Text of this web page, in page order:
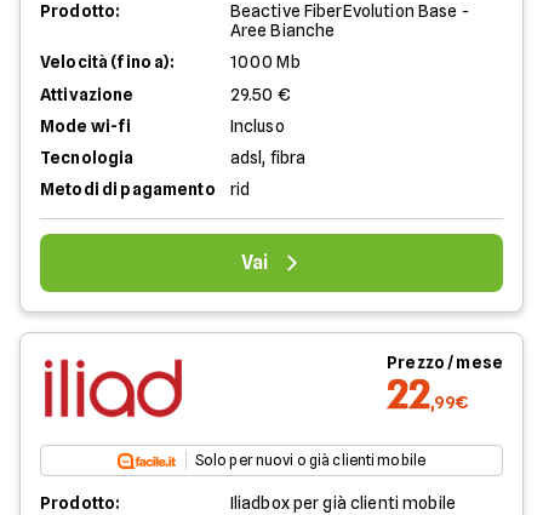
Prodotto:
Beactive FiberEvolution Base -
Aree Bianche
Velocità (fino a):
1000 Mb
Attivazione
29.50 €
Mode wi-fi
Incluso
Tecnologia
adsl, fibra
Metodi di pagamento
rid
Vai
Prezzo / mese
22,99€
Solo per nuovi o già clienti mobile
Prodotto:
Iliadbox per già clienti mobile